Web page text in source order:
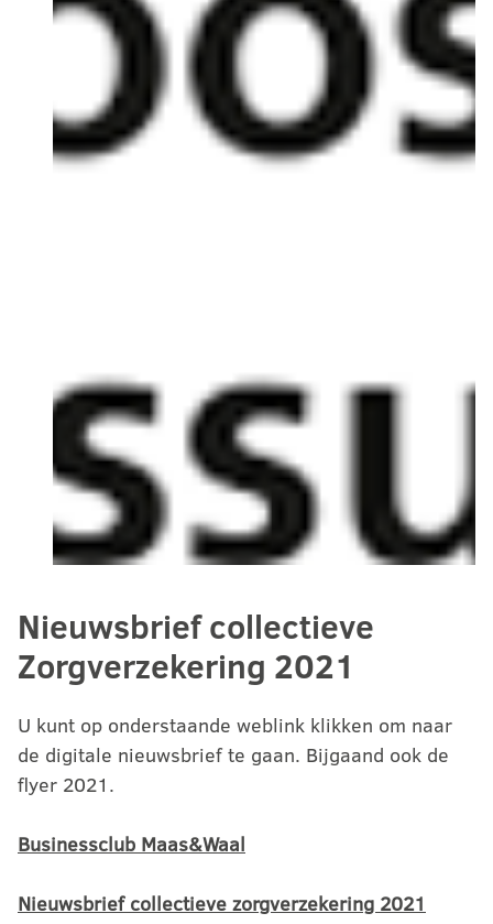
Nieuwsbrief collectieve
Zorgverzekering 2021
U kunt op onderstaande weblink klikken om naar
de digitale nieuwsbrief te gaan. Bijgaand ook de
flyer 2021.
Businessclub Maas&Waal
Nieuwsbrief collectieve zorgverzekering 2021